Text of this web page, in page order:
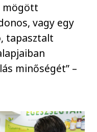
mögött
vagy egy
tapasztalt
minőségét” –